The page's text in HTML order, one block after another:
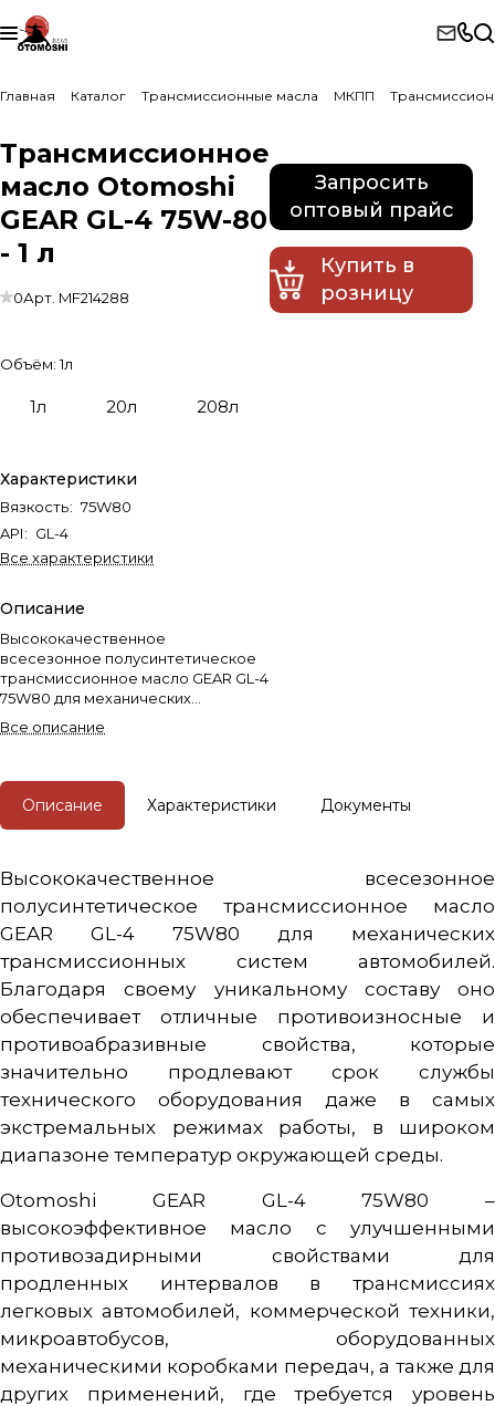
Главная Каталог Трансмиссионные масла МКПП
Трансмиссионное
масло Otomoshi
GEAR GL-4 75W-80
- 1 л
0Арт. MF214288
Объём:1л
1л 20л 208л
Характеристики
Вязкость: 75W80
API: GL-4
Все характеристики
Описание
Высококачественное
всесезонное полусинтетическое
трансмиссионное масло GEAR GL-4
75W80 для механических
автомобилей.
Все описание
Запросить
оптовый прайс
Купить в
розницу
Описание Характеристики Документы
Высококачественное всесезонное
полусинтетическое трансмиссионное масло
GEAR GL-4 75W80 для механических
трансмиссионных систем автомобилей.
Благодаря своему уникальному составу оно
обеспечивает отличные противоизносные и
противоабразивные свойства, которые
значительно продлевают срок службы
технического оборудования даже в самых
экстремальных режимах работы, в широком
диапазоне температур окружающей среды.
Otomoshi GEAR GL-4 75W80 –
высокоэффективное масло с улучшенными
противозадирными свойствами для
продленных интервалов в трансмиссиях
легковых автомобилей, коммерческой техники,
микроавтобусов, оборудованных
механическими коробками передач, а также для
других применений, где требуется уровень